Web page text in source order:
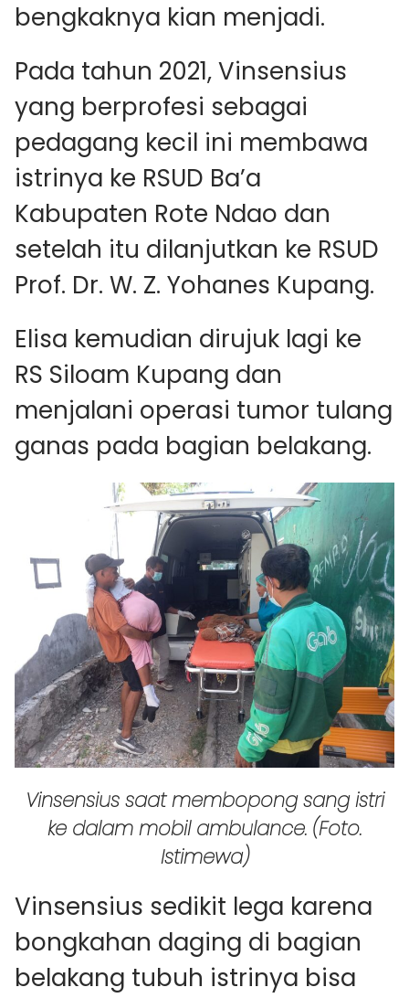
bengkaknya kian menjadi.
Pada tahun 2021, Vinsensius
yang berprofesi sebagai
pedagang kecil ini membawa
istrinya ke RSUD Ba’a
Kabupaten Rote Ndao dan
setelah itu dilanjutkan ke RSUD
Prof. Dr. W. Z. Yohanes Kupang.
Elisa kemudian dirujuk lagi ke
RS Siloam Kupang dan
menjalani operasi tumor tulang
ganas pada bagian belakang.
Vinsensius saat membopong sang istri
ke dalam mobil ambulance. (Foto.
Istimewa)
Vinsensius sedikit lega karena
bongkahan daging di bagian
belakang tubuh istrinya bisa